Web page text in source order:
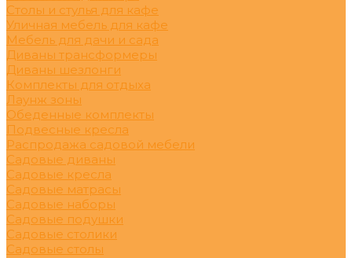
Столы и стулья для кафе
Уличная мебель для кафе
Мебель для дачи и сада
Диваны трансформеры
Диваны шезлонги
Комплекты для отдыха
Лаунж зоны
Обеденные комплекты
Подвесные кресла
Распродажа садовой мебели
Садовые диваны
Садовые кресла
Садовые матрасы
Садовые наборы
Садовые подушки
Садовые столики
Садовые столы